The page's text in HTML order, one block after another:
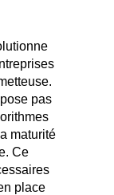
pas
maturité
Ce
place